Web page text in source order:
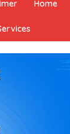
Home